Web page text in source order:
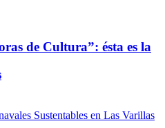
de Cultura”: ésta es la